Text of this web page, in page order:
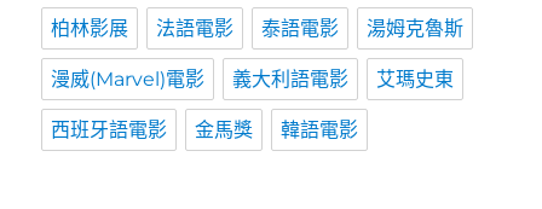
柏林影展 法語電影 泰語電影 湯姆克魯斯
漫威(Marvel)電影 義大利語電影 艾瑪史東
西班牙語電影 金馬獎 韓語電影